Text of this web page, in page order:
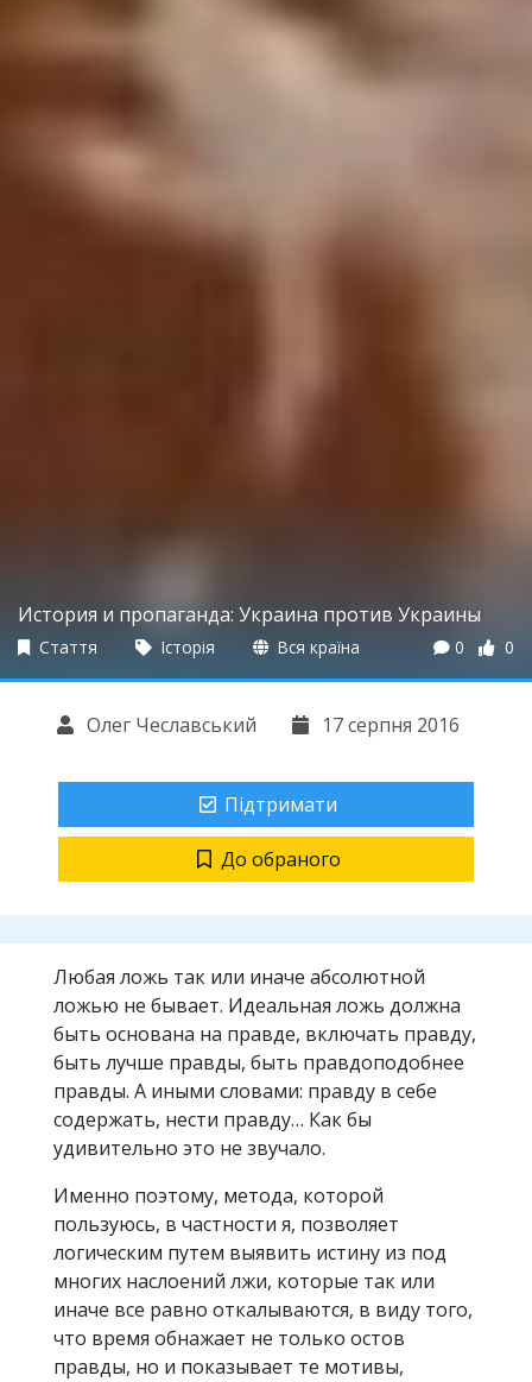
История и пропаганда: Украина против Украины
Стаття Історія Вся країна 0 0
Олег Чеславський 17 серпня 2016
Підтримати
До обраного
Любая ложь так или иначе абсолютной
ложью не бывает. Идеальная ложь должна
быть основана на правде, включать правду,
быть лучше правды, быть правдоподобнее
правды. А иными словами: правду в себе
содержать, нести правду… Как бы
удивительно это не звучало.
Именно поэтому, метода, которой
пользуюсь, в частности я, позволяет
логическим путем выявить истину из под
многих наслоений лжи, которые так или
иначе все равно откалываются, в виду того,
что время обнажает не только остов
правды, но и показывает те мотивы,